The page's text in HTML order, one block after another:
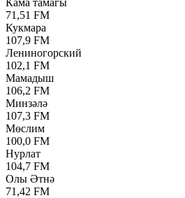
Кама тамагы
71,51 FM
Кукмара
107,9 FM
Лениногорский
102,1 FM
Мамадыш
106,2 FM
Минзәлә
107,3 FM
Мөслим
100,0 FM
Нурлат
104,7 FM
Олы Әтнә
71,42 FM